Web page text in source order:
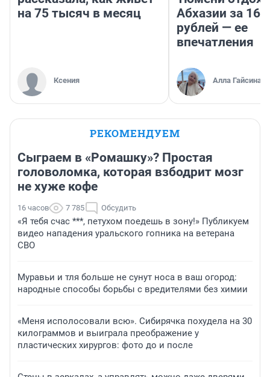
на 75 тысяч в месяц
Ксения
Абхазии за
рублей — ее
впечатления
Алла Гайсина
РЕКОМЕНДУЕМ
Сыграем в «Ромашку»? Простая
головоломка, которая взбодрит мозг
не хуже кофе
16 часов 7 785 Обсудить
«Я тебя счас ***, петухом поедешь в зону!» Публикуем
видео нападения уральского гопника на ветерана
СВО
Муравьи и тля больше не сунут носа в ваш огород:
народные способы борьбы с вредителями без химии
«Меня исполосовали всю». Сибирячка похудела на 30
килограммов и выиграла преображение у
пластических хирургов: фото до и после